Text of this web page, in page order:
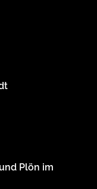
Plön im